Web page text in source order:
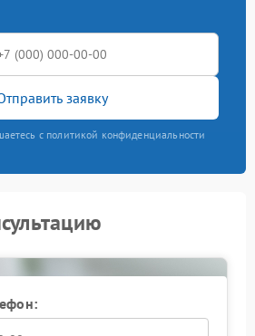
заявку
с политикой конфиденциальности